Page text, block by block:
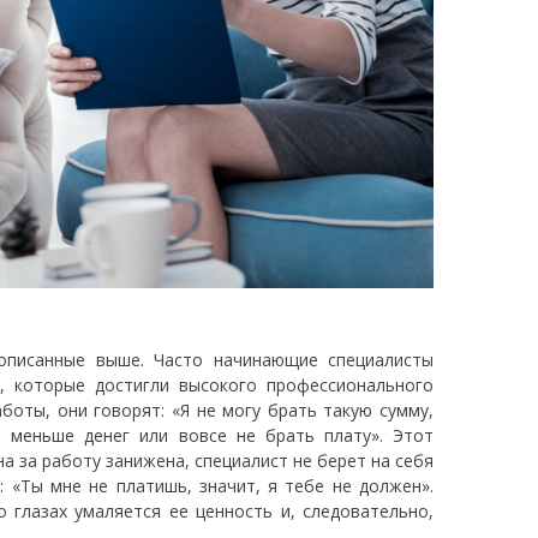
выше. Часто начинающие специалисты
достигли высокого профессионального
они говорят: «Я не могу брать такую сумму,
денег или вовсе не брать плату». Этот
за работу занижена, специалист не берет на себя
«Ты мне не платишь, значит, я тебе не должен».
умаляется ее ценность и, следовательно,